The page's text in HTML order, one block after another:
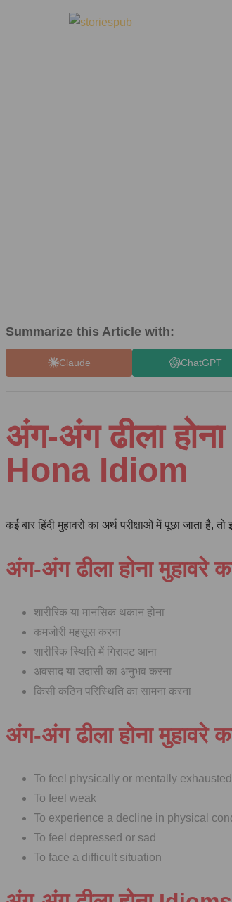
Summarize this Article with:
Claude ChatGPT
अंग-अंग ढीला
Hona Idiom
कई बार हिंदी मुहावरों का अर्थ परीक्षाओं में पूछा जाता
अंग-अंग ढीला होना मुहावरे
शारीरिक या मानसिक थकान होना
कमजोरी महसूस करना
शारीरिक स्थिति में गिरावट आना
अवसाद या उदासी का अनुभव करना
किसी कठिन परिस्थिति का सामना करना
अंग-अंग ढीला होना
To feel physically or mentally exhausted
To feel weak
To experience a decline in physical
To feel depressed or sad
To face a difficult situation